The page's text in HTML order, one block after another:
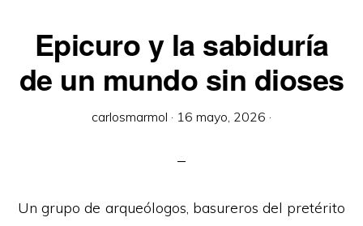
Epicuro y la sabiduría
de un mundo sin dioses
carlosmarmol · 16 mayo, 2026 ·
Un grupo de arqueólogos, basureros del pretérito